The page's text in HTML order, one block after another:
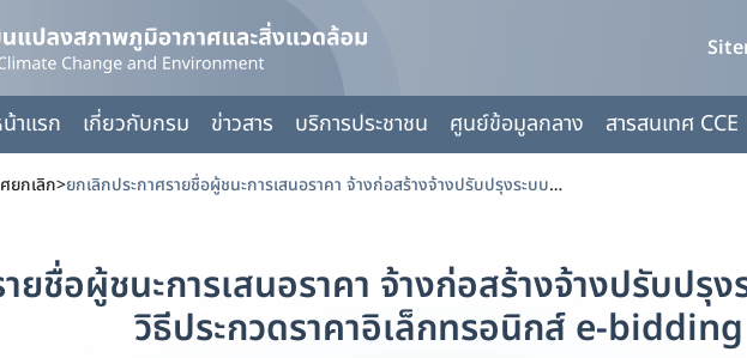
าแรก เกี่ยวกับกรม ข่าวสาร บริการประชาชน ศูนย์ข้อมูลกลาง สารสนเทศ CCE
ยกเลิก> ยกเลิกประกาศรายชื่อผู้ชนะการเสนอราคา จ้างก่อสร้างจ้างปรับปรุงระบบป้องกันอัคคีภัย ด้วยวิธีประกวดราคาอิเล็กทรอนิกส์ e-bidding
ยชื่อผู้ชนะการเสนอราคา จ้างก่อสร้างจ้างปรับป
วิธีประกวดราคาอิเล็กทรอนิกส์ e-bidding